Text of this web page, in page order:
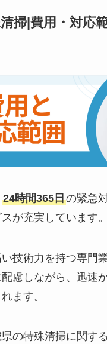
掃|費用・対応
24時間365日の緊急
が充実しています。
技術力を持つ専門
慮しながら、迅速
ます。
の特殊清掃に関す